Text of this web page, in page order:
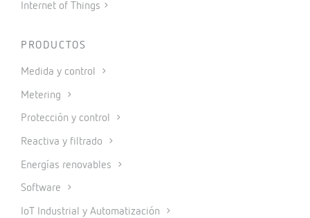
Internet of Things
PRODUCTOS
Medida y control
Metering
Protección y control
Reactiva y filtrado
Energías renovables
Software
IoT Industrial y Automatización